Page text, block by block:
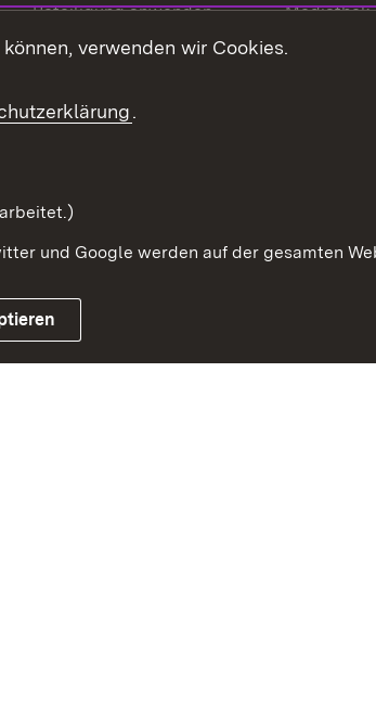
Beteiligung anwenden
Beteiligung stärken
Mediathek
Kontakt
verwenden wir Cookies.
.
und Google werden auf der gesamten